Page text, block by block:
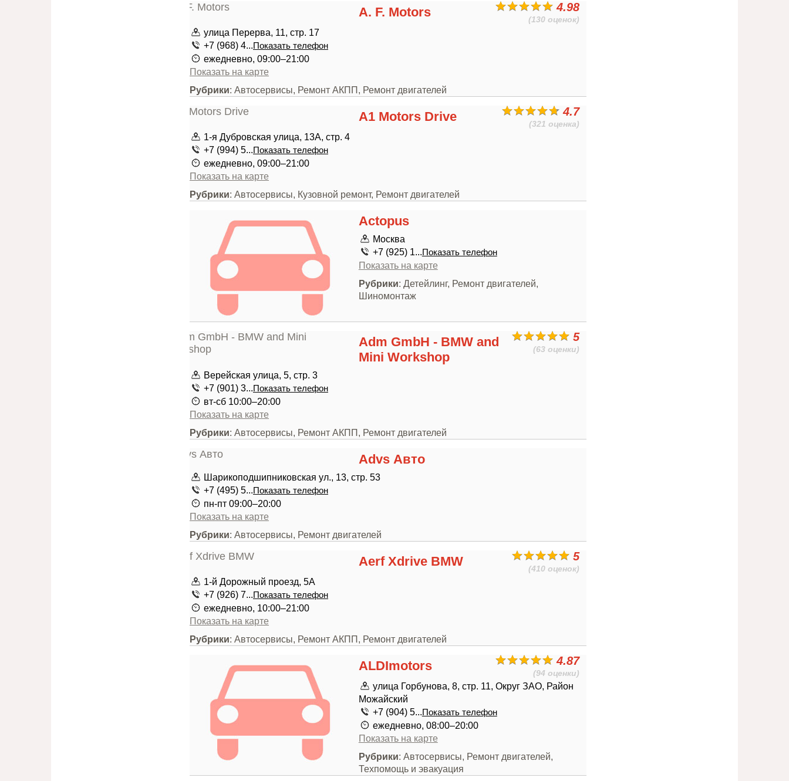
4.98
(130 оценок)
A. F. Motors
улица Перерва, 11, стр. 17
+7 (968) 4...Показать телефон
ежедневно, 09:00–21:00
Показать на карте
Рубрики: Автосервисы, Ремонт АКПП, Ремонт двигателей
4.7
(321 оценка)
A1 Motors Drive
1-я Дубровская улица, 13А, стр. 4
+7 (994) 5...Показать телефон
ежедневно, 09:00–21:00
Показать на карте
Рубрики: Автосервисы, Кузовной ремонт, Ремонт двигателей
Actopus
Москва
+7 (925) 1...Показать телефон
Показать на карте
Рубрики: Детейлинг, Ремонт двигателей,
Шиномонтаж
5
(63 оценки)
Adm GmbH - BMW and
Mini Workshop
Верейская улица, 5, стр. 3
+7 (901) 3...Показать телефон
вт-сб 10:00–20:00
Показать на карте
Рубрики: Автосервисы, Ремонт АКПП, Ремонт двигателей
Advs Авто
Шарикоподшипниковская ул., 13, стр. 53
+7 (495) 5...Показать телефон
пн-пт 09:00–20:00
Показать на карте
Рубрики: Автосервисы, Ремонт двигателей
5
(410 оценок)
Aerf Xdrive BMW
1-й Дорожный проезд, 5А
+7 (926) 7...Показать телефон
ежедневно, 10:00–21:00
Показать на карте
Рубрики: Автосервисы, Ремонт АКПП, Ремонт двигателей
4.87
(94 оценки)
ALDImotors
улица Горбунова, 8, стр. 11, Округ ЗАО, Район
Можайский
+7 (904) 5...Показать телефон
ежедневно, 08:00–20:00
Показать на карте
Рубрики: Автосервисы, Ремонт двигателей,
Техпомощь и эвакуация